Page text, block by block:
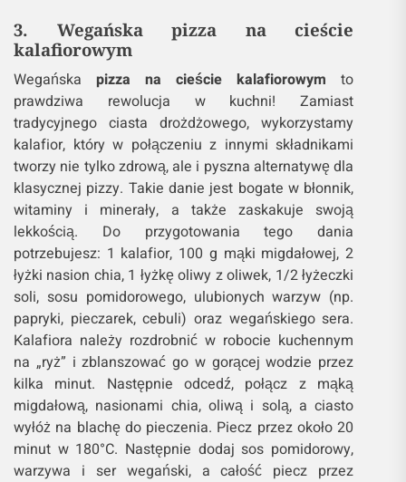
3. Wegańska pizza na cieście
kalafiorowym
Wegańskapizza na cieście kalafiorowym to
prawdziwa rewolucja w kuchni! Zamiast
tradycyjnego ciasta drożdżowego, wykorzystamy
kalafior, który w połączeniu z innymi składnikami
tworzy nie tylko zdrową, ale i pyszna alternatywę dla
klasycznej pizzy. Takie danie jest bogate w błonnik,
witaminy i minerały, a także zaskakuje swoją
lekkością. Do przygotowania tego dania
potrzebujesz: 1 kalafior, 100 g mąki migdałowej, 2
łyżki nasion chia, 1 łyżkę oliwy z oliwek, 1/2 łyżeczki
soli, sosu pomidorowego, ulubionych warzyw (np.
papryki, pieczarek, cebuli) oraz wegańskiego sera.
Kalafiora należy rozdrobnić w robocie kuchennym
na „ryż” i zblanszować go w gorącej wodzie przez
kilka minut. Następnie odcedź, połącz z mąką
migdałową, nasionami chia, oliwą i solą, a ciasto
wyłóż na blachę do pieczenia. Piecz przez około 20
minut w 180°C. Następnie dodaj sos pomidorowy,
warzywa i ser wegański, a całość piecz przez